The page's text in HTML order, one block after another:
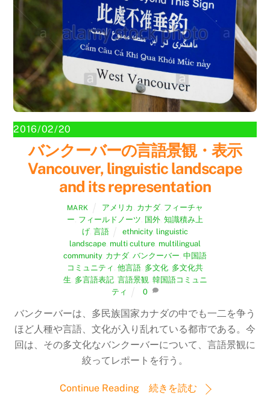
2016/02/20
バンクーバーの言語景観・表示
Vancouver, linguistic landscape
and its representation
MARK アメリカ カナダ フィーチャ
ー フィールドノーツ 国外 知識積み上
げ, 言語 ethnicity, linguistic
landscape multi culture multilingual
community, カナダ バンクーバー 中国語
コミュニティ 他言語 多文化 多文化共
生 多言語表記, 言語景観 韓国語コミュニ
ティ
0
バンクーバーは、多民族国家カナダの中でも一二を争う
ほど人種や言語、文化が入り乱れている都市である。今
回は、その多文化なバンクーバーについて、言語景観に
絞ってレポートを行う。
Continue Reading 続きを読む